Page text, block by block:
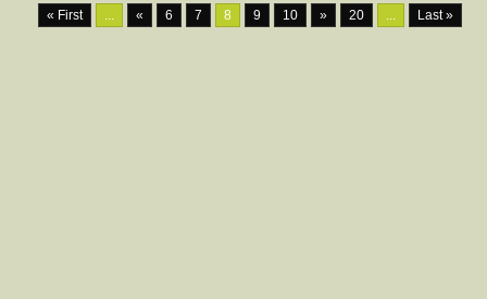
« First ... « 6 7 8 9 10 » 20 ... Last »